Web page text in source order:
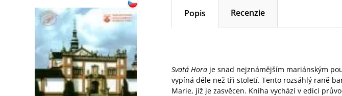
Popis Recenzie
Svatá Hora je snad nejznámějším mariánským
vypíná déle než tři století. Tento rozsáhlý raně
Marie, jíž je zasvěcen. Kniha vychází v edici